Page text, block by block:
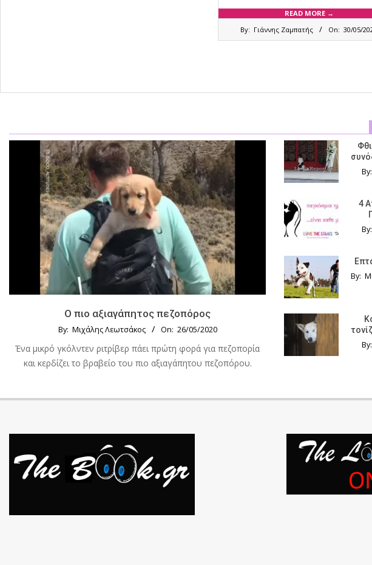
READ MORE →
By: Γιάννης Ζαμπατής On: 30/05/
Ο πιο αξιαγάπητος πεζοπόρος
By: Μιχάλης Λεωτσάκος On: 26/05/2020
Ένα μικρό γκόλντεν ριτρίβερ πάει πρώτη φορά για πεζοπορία
και κερδίζει το βραβείο του πιο αξιαγάπητου πεζοπόρου.
By:
4
By:
By:
By: